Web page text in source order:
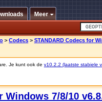
Meer
> Codecs > STANDARD Codecs for
Je kunt ook de v10.2.2 (laatste stabiele
Windows 7/8/10